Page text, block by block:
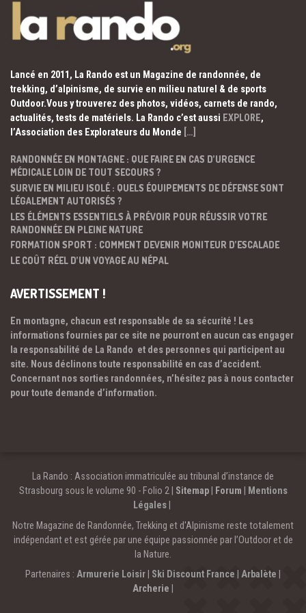
Lancé en 2011, La Rando est un Magazine de randonnée, de
trekking, d’alpinisme, de survie en milieu naturel & de sports
Outdoor.Vous y trouverez des photos, vidéos, carnets de rando,
actualités, tests de matériels. La Rando c’est aussi EXPLORE,
l’Association des Explorateurs du Monde […]
RANDONNÉE EN MONTAGNE : QUE FAIRE EN CAS D’URGENCE
MÉDICALE LOIN DE TOUT SECOURS ?
SURVIE EN MILIEU ISOLÉ : QUELS ÉQUIPEMENTS DE DÉFENSE SONT
LÉGALEMENT AUTORISÉS ?
LES ÉLÉMENTS ESSENTIELS À PRÉVOIR POUR RÉUSSIR VOTRE
RANDONNÉE EN PLEINE NATURE
FORMATION SPORT : COMMENT DEVENIR MONITEUR D’ESCALADE
LE COÛT RÉEL D’UN VOYAGE AU NÉPAL
AVERTISSEMENT !
En montagne, chacun est responsable de sa sécurité ! Les
informations fournies par ce site ne pourront en aucun cas engager
la responsabilité de La Rando et des personnes qui participent au
site. Nous déclinons toute responsabilité en cas d’accident.
Concernant nos sorties randonnées, n’hésitez pas à nous contacter
pour toute demande d’information.
La Rando : Association immatriculée au tribunal d’instance de
Strasbourg sous le volume 90 - Folio 2 | Sitemap| Forum
Mentions
Légales
Notre Magazine de Randonnée, Trekking et d'Alpinisme reste totalement
indépendant et est gérée par une équipe passionnée par l’Outdoor et de
la Nature.
Partenaires : Armurerie Loisir Ski Discount France Arbalète
Archerie